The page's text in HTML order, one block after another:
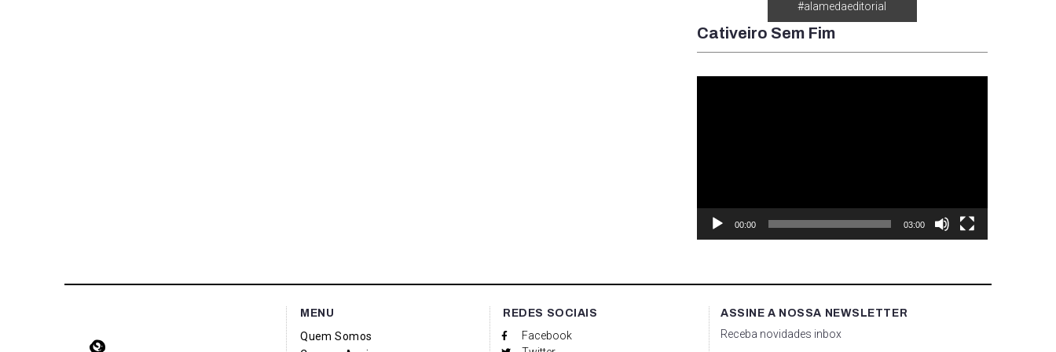
#alamedaeditorial
Cativeiro Sem Fim
00:00 03:00
MENU
Quem Somos
REDES SOCIAIS
Facebook
ASSINE A NOSSA NEWSLETTER
Receba novidades inbox